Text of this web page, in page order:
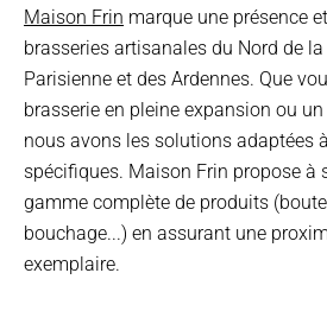
Maison Frin marque une présence
brasseries artisanales du Nord de
Parisienne et des Ardennes. Que
brasserie en pleine expansion ou
nous avons les solutions adaptées
spécifiques. Maison Frin propose à
gamme complète de produits
bouchage...) en assurant une
exemplaire.